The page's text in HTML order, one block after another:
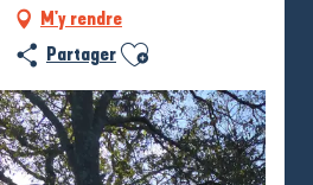
M'y rendre
Partager Ajouter aux favoris